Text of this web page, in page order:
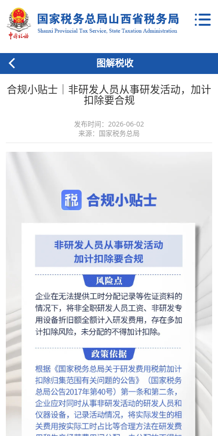
图解税收
合规小贴士｜非研发人员从事研发活动，加计
扣除要合规
发布时间：2026-06-02
来源：国家税务总局